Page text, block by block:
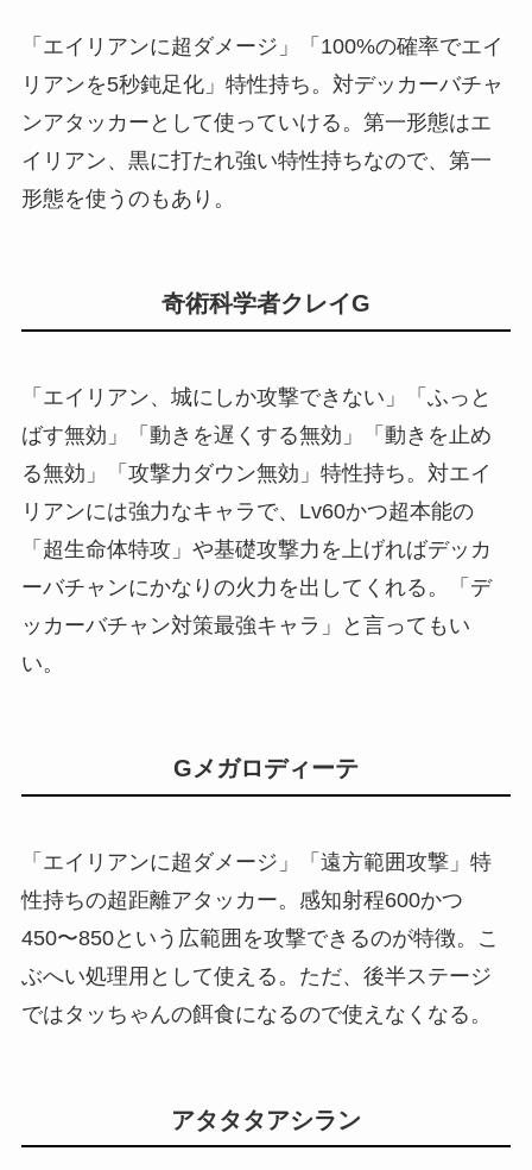
「エイリアンに超ダメージ」「100%の確率でエイ
リアンを5秒鈍足化」特性持ち。対デッカーバチャ
ンアタッカーとして使っていける。第一形態はエ
イリアン、黒に打たれ強い特性持ちなので、第一
形態を使うのもあり。
奇術科学者クレイG
「エイリアン、城にしか攻撃できない」「ふっと
ばす無効」「動きを遅くする無効」「動きを止め
る無効」「攻撃力ダウン無効」特性持ち。対エイ
リアンには強力なキャラで、Lv60かつ超本能の
「超生命体特攻」や基礎攻撃力を上げればデッカ
ーバチャンにかなりの火力を出してくれる。「デ
ッカーバチャン対策最強キャラ」と言ってもい
い。
Gメガロディーテ
「エイリアンに超ダメージ」「遠方範囲攻撃」特
性持ちの超距離アタッカー。感知射程600かつ
450〜850という広範囲を攻撃できるのが特徴。こ
ぶへい処理用として使える。ただ、後半ステージ
ではタッちゃんの餌食になるので使えなくなる。
アタタタアシラン